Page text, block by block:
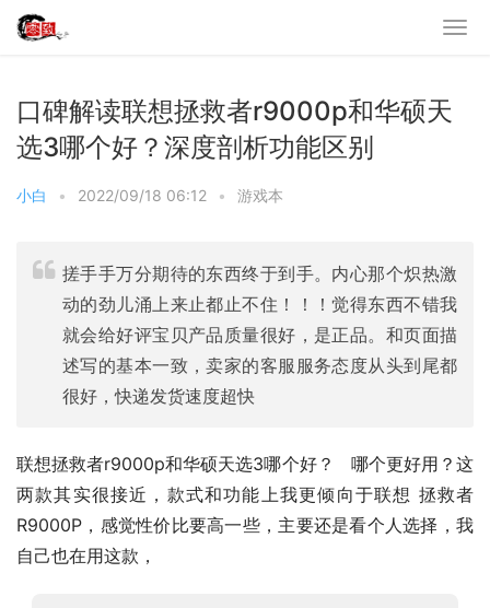
口碑解读联想拯救者r9000p和华硕天
选3哪个好？深度剖析功能区别
小白 • 2022/09/18 06:12 • 游戏本
搓手手万分期待的东西终于到手。内心那个炽热激
动的劲儿涌上来止都止不住！！！觉得东西不错我
就会给好评宝贝产品质量很好，是正品。和页面描
述写的基本一致，卖家的客服服务态度从头到尾都
很好，快递发货速度超快
联想拯救者r9000p和华硕天选3哪个好？   哪个更好用？这
两款其实很接近，款式和功能上我更倾向于联想 拯救者
R9000P，感觉性价比要高一些，主要还是看个人选择，我
自己也在用这款，